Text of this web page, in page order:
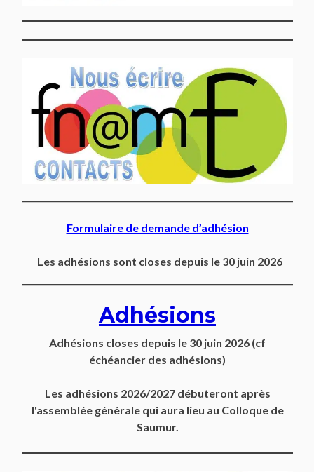
Formulaire de demande d’adhésion
Les adhésions sont closes depuis le 30 juin 2026
Adhésions
Adhésions closes depuis le 30 juin 2026 (cf
échéancier des adhésions)
Les adhésions 2026/2027 débuteront après
l'assemblée générale qui aura lieu au Colloque de
Saumur.